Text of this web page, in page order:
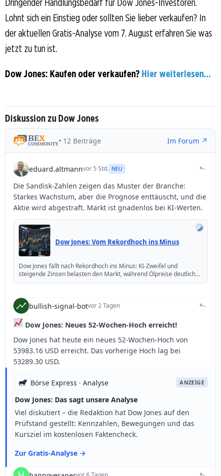
Dringender Handlungsbedarf für Dow Jones-Investoren.
Lohnt sich ein Einstieg oder sollten Sie lieber verkaufen? In
der aktuellen Gratis-Analyse vom 7. August erfahren Sie was
jetzt zu tun ist.
Dow Jones: Kaufen oder verkaufen? Hier weiterlesen...
Diskussion zu Dow Jones